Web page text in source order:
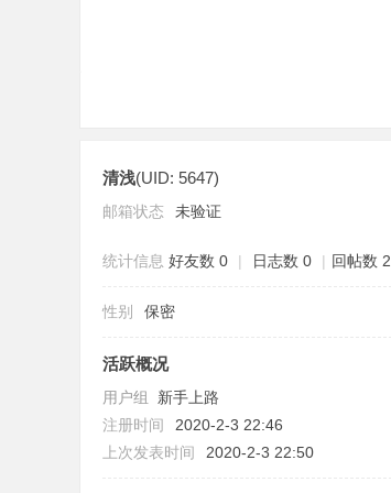
清浅(UID: 5647)
邮箱状态 未验证
统计信息 好友数 0 | 日志数 0 | 回帖数 2
性别 保密
活跃概况
用户组 新手上路
注册时间
2020-2-3 22:46
上次发表时间
2020-2-3 22:50